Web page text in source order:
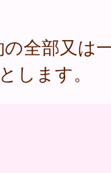
全部又は
します。